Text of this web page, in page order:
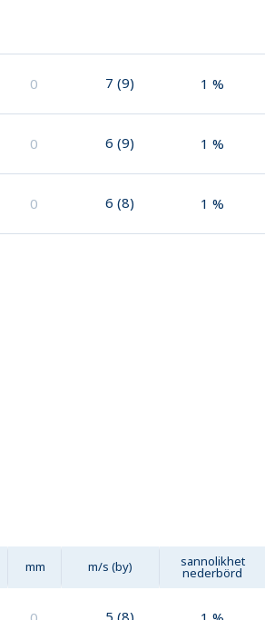
0 7 (9) 1 %
0 6 (9) 1 %
0 6 (8) 1 %
mm m/s (by) sannolikhet
nederbörd
5 (8)